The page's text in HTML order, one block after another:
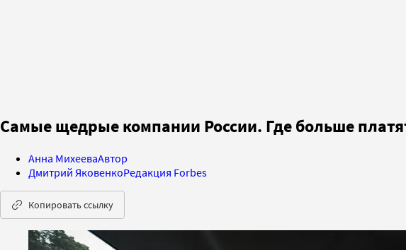
Самые щедрые компании России. Где больше
Анна МихееваАвтор
Дмитрий ЯковенкоРедакция Forbes
Копировать ссылку